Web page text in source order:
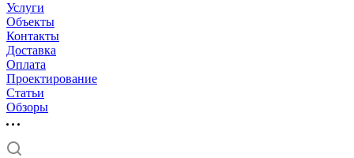
Услуги
Объекты
Контакты
Доставка
Оплата
Проектирование
Статьи
Обзоры